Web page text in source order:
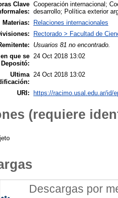
Clave Cooperación internacional;
desarrollo; Política exterior
Materias:
Relaciones internacionales
Rectorado > Facultad de
Usuarios 81 no encontrado.
que se
Depositó:
24 Oct 2018 13:02
Ultima 24 Oct 2018 13:02
URI: https://racimo.usal.edu.ar/id/
(requiere
Descargas por